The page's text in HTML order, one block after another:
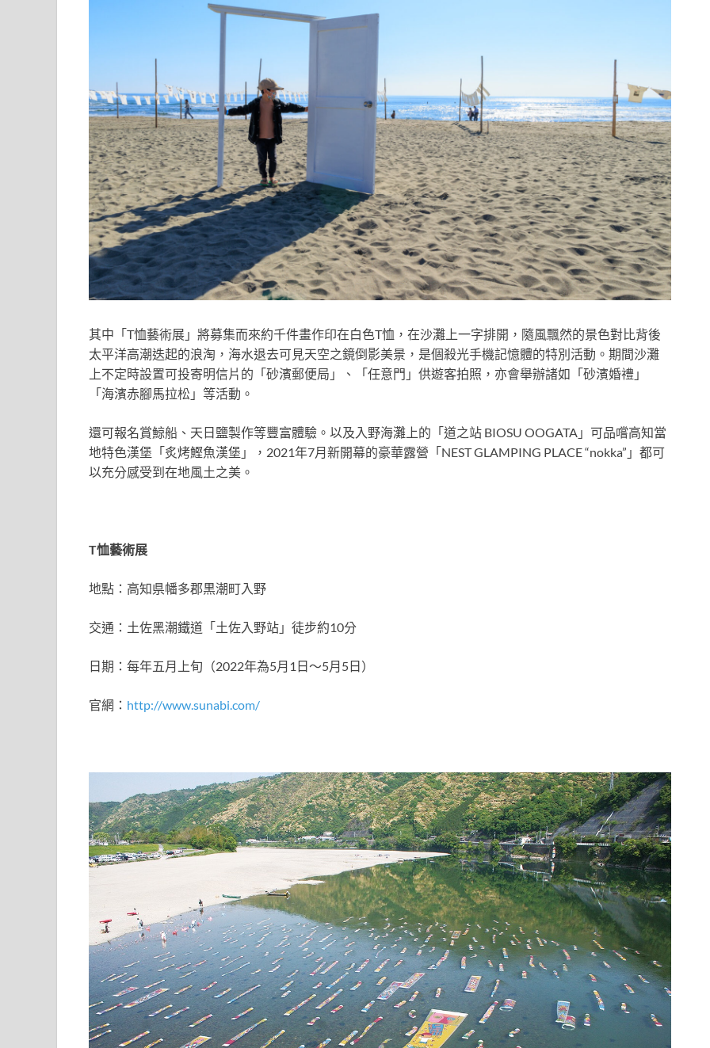
其中「T恤藝術展」將募集而來約千件畫作印在白色T恤，在沙灘上一字排開，隨風飄然的景色對比背後
太平洋高潮迭起的浪淘，海水退去可見天空之鏡倒影美景，是個殺光手機記憶體的特別活動。期間沙灘
上不定時設置可投寄明信片的「砂濱郵便局」、「任意門」供遊客拍照，亦會舉辦諸如「砂濱婚禮」
「海濱赤腳馬拉松」等活動。
還可報名賞鯨船、天日鹽製作等豐富體驗。以及入野海灘上的「道之站 BIOSU OOGATA」可品嚐高知當
地特色漢堡「炙烤鰹魚漢堡」，2021年7月新開幕的豪華露營「NEST GLAMPING PLACE “nokka”」都可
以充分感受到在地風土之美。
T恤藝術展
地點：高知県幡多郡黒潮町入野
交通：土佐黑潮鐵道「土佐入野站」徒步約10分
日期：每年五月上旬（2022年為5月1日～5月5日）
官網： http://www.sunabi.com/